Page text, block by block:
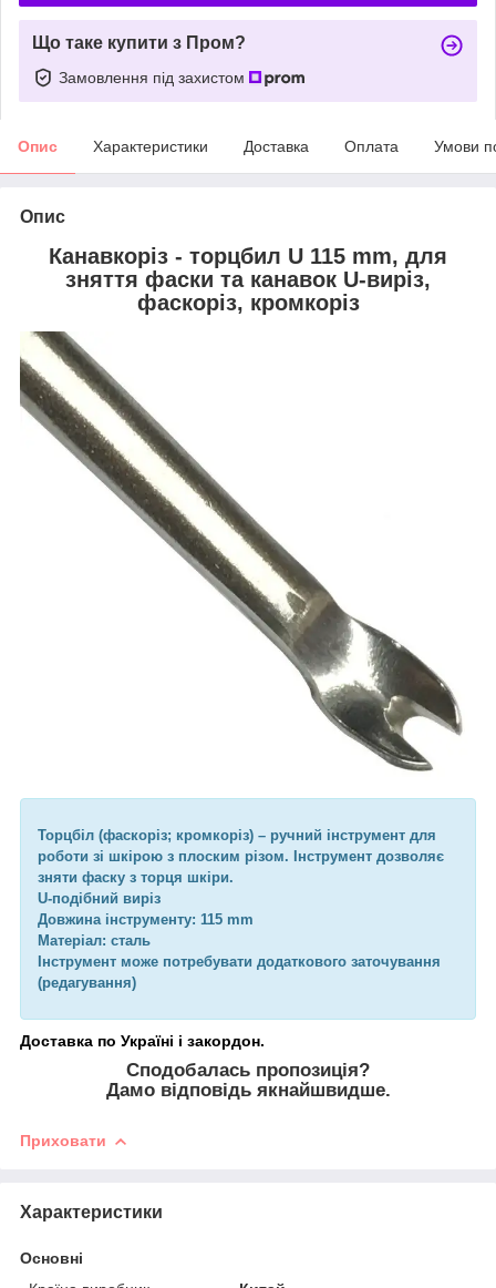
Що таке купити з Пром?
Замовлення під захистом
Опис Характеристики Доставка Оплата Умови
Опис
Канавкоріз - торцбил U 115 mm, для
зняття фаски та канавок U-виріз,
фаскоріз, кромкоріз
Торцбіл (фаскоріз; кромкоріз) – ручний інструмент для
роботи зі шкірою з плоским різом. Інструмент дозволяє
зняти фаску з торця шкіри.
U-подібний виріз
Довжина інструменту: 115 mm
Матеріал: сталь
Інструмент може потребувати додаткового заточування
(редагування)
Доставка по Україні і закордон.
Сподобалась пропозиція?
Дамо відповідь якнайшвидше.
Приховати
Характеристики
Основні